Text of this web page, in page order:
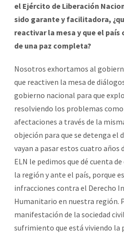
el Ejército de Liberación
sido garante y facilitadora,
reactivar la mesa y que el país
de una paz completa?
Nosotros exhortamos al
que reactiven la mesa de
gobierno nacional para que
resolviendo los problemas
afectaciones a través de la
objeción para que se detenga el
vayan a pasar estos cuatro años
ELN le pedimos que dé cuenta
la región y ante el país, porque
infracciones contra el Derecho
Humanitario en nuestra región.
manifestación de la sociedad
sufrimiento que está viviendo la